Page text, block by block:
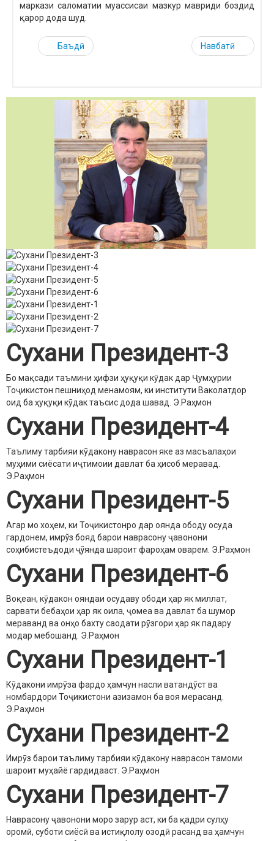
маркази саломатии муассисаи мазкур мавриди боздид
қарор дода шуд.
Баъдӣ Навбатӣ
Сухани Президент-3
Бо мақсади таъмини ҳифзи ҳуқуқи кӯдак дар Ҷумҳурии
Тоҷикистон пешниҳод менамоям, ки институти Ваколатдор
оид ба ҳуқуқи кӯдак таъсис дода шавад. Э.Раҳмон
Сухани Президент-4
Таълиму тарбияи кӯдакону наврасон яке аз масъалаҳои
муҳими сиёсати иҷтимоии давлат ба ҳисоб меравад.
Э.Раҳмон
Сухани Президент-5
Агар мо хоҳем, ки Тоҷикистонро дар оянда ободу осуда
гардонем, имрўз бояд барои наврасону ҷавонони
соҳибистеъдоди ҷўянда шароит фароҳам оварем. Э.Раҳмон
Сухани Президент-6
Воқеан, кӯдакон ояндаи осудаву ободи ҳар як миллат,
сарвати бебаҳои ҳар як оила, ҷомеа ва давлат ба шумор
мераванд ва онҳо бахту саодати рӯзгори ҳар як падару
модар мебошанд. Э.Раҳмон
Сухани Президент-1
Кӯдакони имрӯза фардо ҳамчун насли ватандӯст ва
номбардори Тоҷикистони азизамон ба воя мерасанд.
Э.Раҳмон
Сухани Президент-2
Имрӯз барои таълиму тарбияи кӯдакону наврасон тамоми
шароит муҳайё гардидааст. Э.Раҳмон
Сухани Президент-7
Наврасону ҷавонони моро зарур аст, ки ба қадри сулҳу
оромӣ, суботи сиёсӣ ва истиқлолу озодӣ расанд ва ҳамчун